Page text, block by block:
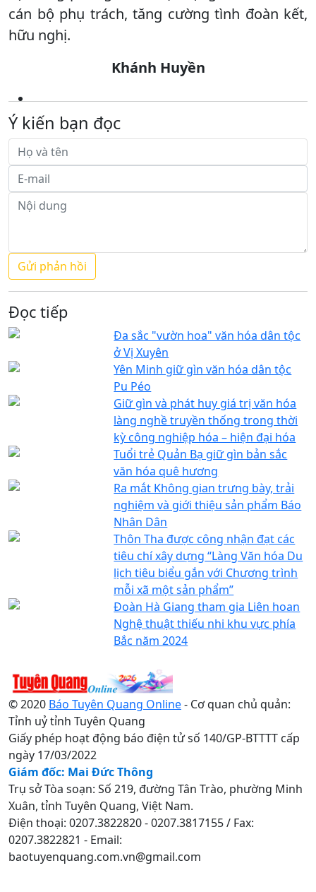
cán bộ phụ trách, tăng cường tình đoàn kết,
hữu nghị.
Khánh Huyền
Ý kiến bạn đọc
Đọc tiếp
Đa sắc "vườn hoa" văn hóa dân tộc
ở Vị Xuyên
Yên Minh giữ gìn văn hóa dân tộc
Pu Péo
Giữ gìn và phát huy giá trị văn hóa
làng nghề truyền thống trong thời
kỳ công nghiệp hóa – hiện đại hóa
Tuổi trẻ Quản Bạ giữ gìn bản sắc
văn hóa quê hương
Ra mắt Không gian trưng bày, trải
nghiệm và giới thiệu sản phẩm Báo
Nhân Dân
Thôn Tha được công nhận đạt các
tiêu chí xây dựng “Làng Văn hóa Du
lịch tiêu biểu gắn với Chương trình
mỗi xã một sản phẩm”
Đoàn Hà Giang tham gia Liên hoan
Nghệ thuật thiếu nhi khu vực phía
Bắc năm 2024
© 2020 Báo Tuyên Quang Online- Cơ quan chủ quản:
Tỉnh uỷ tỉnh Tuyên Quang
Giấy phép hoạt động báo điện tử số 140/GP-BTTTT cấp
ngày 17/03/2022
Giám đốc: Mai Đức Thông
Trụ sở Tòa soạn: Số 219, đường Tân Trào, phường Minh
Xuân, tỉnh Tuyên Quang, Việt Nam.
Điện thoại: 0207.3822820 - 0207.3817155 / Fax:
0207.3822821 - Email:
baotuyenquang.com.vn@gmail.com